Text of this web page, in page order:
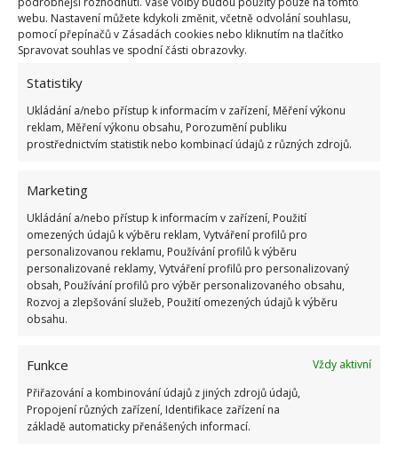
webu. Nastavení můžete kdykoli změnit, včetně odvolání souhlasu,
pomocí přepínačů v Zásadách cookies nebo kliknutím na tlačítko
Spravovat souhlas ve spodní části obrazovky.
Statistiky
Ukládání a/nebo přístup k informacím v zařízení, Měření výkonu
reklam, Měření výkonu obsahu, Porozumění publiku
prostřednictvím statistik nebo kombinací údajů z různých zdrojů.
Marketing
Ukládání a/nebo přístup k informacím v zařízení, Použití
omezených údajů k výběru reklam, Vytváření profilů pro
personalizovanou reklamu, Používání profilů k výběru
personalizované reklamy, Vytváření profilů pro personalizovaný
obsah, Používání profilů pro výběr personalizovaného obsahu,
Rozvoj a zlepšování služeb, Použití omezených údajů k výběru
obsahu.
Funkce
Vždy aktivní
Přiřazování a kombinování údajů z jiných zdrojů údajů,
Propojení různých zařízení, Identifikace zařízení na
základě automaticky přenášených informací.
kteříchtějí ušetřit na nákladech za elektřinu.
Navíc můžete snadno přizpůsobit chladící efekt
podle svých potřeb. Stačí přidat více ledu nebo vody
do misky podle toho, jak silný proud chladného
vzduchu si přejete.
Zdroj:Genialne